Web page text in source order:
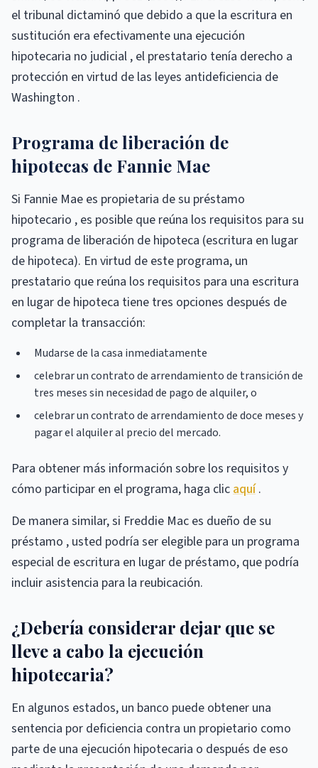
el tribunal dictaminó que debido a que la escritura en
sustitución era efectivamente una ejecución
hipotecaria no judicial , el prestatario tenía derecho a
protección en virtud de las leyes antideficiencia de
Washington .
Programa de liberación de
hipotecas de Fannie Mae
Si Fannie Mae es propietaria de su préstamo
hipotecario , es posible que reúna los requisitos para su
programa de liberación de hipoteca (escritura en lugar
de hipoteca). En virtud de este programa, un
prestatario que reúna los requisitos para una escritura
en lugar de hipoteca tiene tres opciones después de
completar la transacción:
Mudarse de la casa inmediatamente
celebrar un contrato de arrendamiento de transición de
tres meses sin necesidad de pago de alquiler, o
celebrar un contrato de arrendamiento de doce meses y
pagar el alquiler al precio del mercado.
Para obtener más información sobre los requisitos y
cómo participar en el programa, haga clicaquí.
De manera similar, si Freddie Mac es dueño de su
préstamo , usted podría ser elegible para un programa
especial de escritura en lugar de préstamo, que podría
incluir asistencia para la reubicación.
¿Debería considerar dejar que se
lleve a cabo la ejecución
hipotecaria?
En algunos estados, un banco puede obtener una
sentencia por deficiencia contra un propietario como
parte de una ejecución hipotecaria o después de eso